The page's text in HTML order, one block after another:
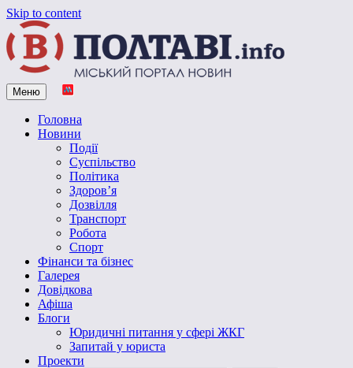
Skip to content
Vpoltave.info
Полтавський портал новин
Меню
Головна
Новини
Події
Суспільство
Політика
Здоров’я
Дозвілля
Транспорт
Робота
Спорт
Фінанси та бізнес
Галерея
Довідкова
Афіша
Блоги
Юридичні питання у сфері ЖКГ
Запитай у юриста
Проекти